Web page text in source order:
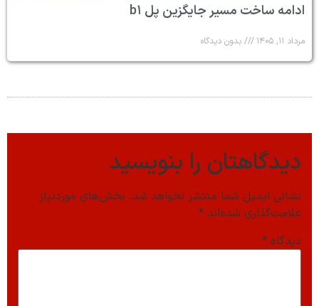
ادامه ساخت مسیر جایگزین پل b۱
مرداد ۱۱, ۱۴۰۵ بدون دیدگاه
دیدگاهتان را بنویسید
نشانی ایمیل شما منتشر نخواهد شد. بخش‌های موردنیاز
علامت‌گذاری شده‌اند *
دیدگاه *